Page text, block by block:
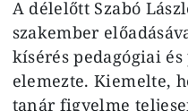
A délelőtt Szabó
szakember
kísérés pedagógiai
elemezte. Kiemelte,
tanár figyelme